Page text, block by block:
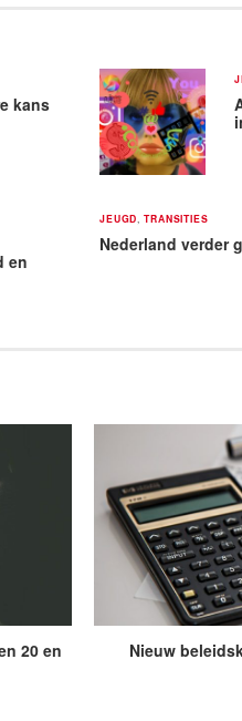
kans
en
JEUGD ,TRANSITIES
Nederland verder
Nieuw
20 en